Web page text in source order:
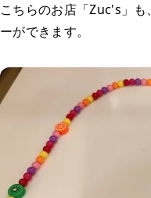
こちらのお店「Zuc's」
ーができます。